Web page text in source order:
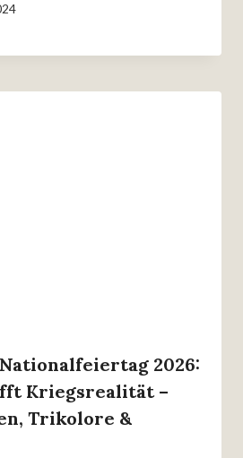
2026:
Kriegsrealität –
Trikolore &